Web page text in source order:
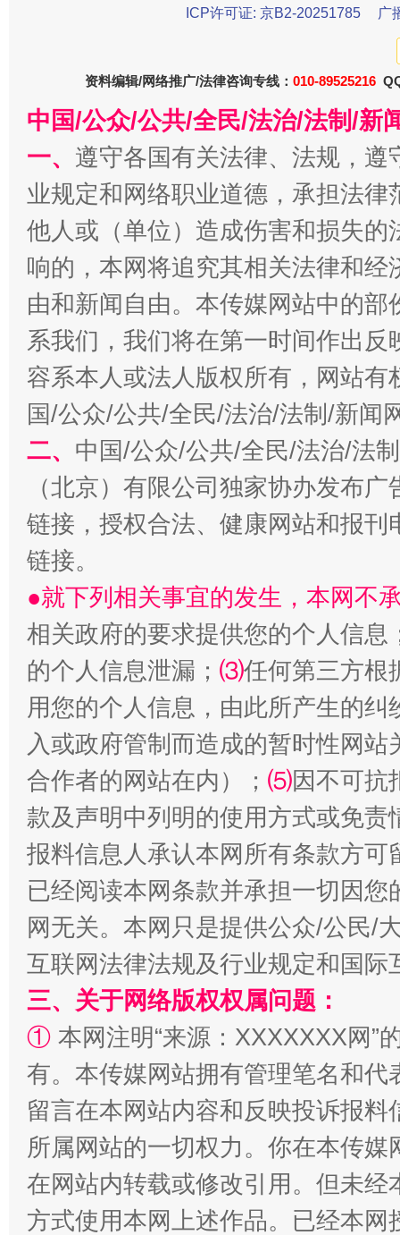
在谋一域中谋全局
今
习近平的博鳌关键词
魏明亮
生
揭批美国五大"原罪" "炒
ICP许可证: 京B2-20251785 广
资料编辑/网络推广/法律咨询专线： 010-89525216
中国/公众/公共/全民/法治/法制/新
一、 遵守各国有关法律、法规，
业规定和网络职业道德，承担法
他人或（单位）造成伤害和损失
响的，本网将追究其相关法律和
由和新闻自由。本传媒网站中的
系我们，我们将在第一时间作出
容系本人或法人版权所有，网站
国/公众/公共/全民/法治/法制/新闻
二、 中国/公众/公共/全民/法治/法
（北京）有限公司独家协办发布
链接，授权合法、健康网站和报
链接。
●就下列相关事宜的发生，本网不
相关政府的要求提供您的个人信息
的个人信息泄漏； ⑶任何第三方根
用您的个人信息，由此所产生的纠
入或政府管制而造成的暂时性网
合作者的网站在内）； ⑸因不可抗
款及声明中列明的使用方式或免责
报料信息人承认本网所有条款方
已经阅读本网条款并承担一切因
网无关。本网只是提供公众/公民/
互联网法律法规及行业规定和国
三、关于网络版权权属问题：
① 本网注明“来源：XXXXXXX网”
有。本传媒网站拥有管理笔名和
留言在本网站内容和反映投诉报
所属网站的一切权力。你在本传
在网站内转载或修改引用。但未
方式使用本网上述作品。已经本